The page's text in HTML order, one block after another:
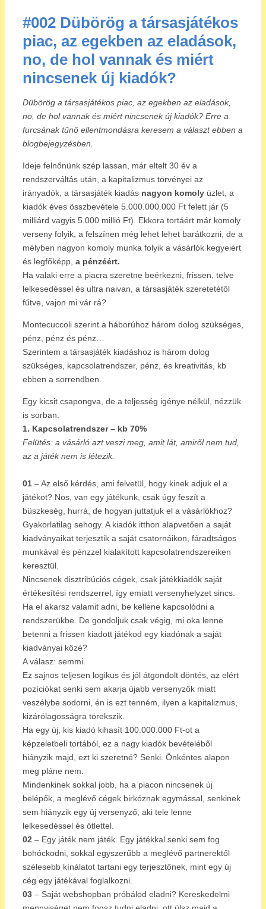
#002 Dübörög a társasjátékos
piac, az egekben az eladások,
no, de hol vannak és miért
nincsenek új kiadók?
Dübörög a társasjátékos piac, az egekben az eladások,
no, de hol vannak és miért nincsenek új kiadók? Erre a
furcsának tűnő ellentmondásra keresem a választ ebben a
blogbejegyzésben.
Ideje felnőnünk szép lassan, már eltelt 30 év a
rendszerváltás után, a kapitalizmus törvényei az
irányadók, a társasjáték kiadás nagyon komoly üzlet, a
kiadók éves összbevétele 5.000.000.000 Ft felett jár (5
milliárd vagyis 5.000 millió Ft). Ekkora tortáért már komoly
verseny folyik, a felszínen még lehet lehet barátkozni, de a
mélyben nagyon komoly munka folyik a vásárlók kegyeiért
és legfőképp, a pénzéért.
Ha valaki erre a piacra szeretne beérkezni, frissen, telve
lelkesedéssel és ultra naivan, a társasjáték szeretetétől
fűtve, vajon mi vár rá?
Montecuccoli szerint a háborúhoz három dolog szükséges,
pénz, pénz és pénz…
Szerintem a társasjáték kiadáshoz is három dolog
szükséges, kapcsolatrendszer, pénz, és kreativitás, kb
ebben a sorrendben.
Egy kicsit csapongva, de a teljesség igénye nélkül, nézzük
is sorban:
1. Kapcsolatrendszer – kb 70%
Felütés: a vásárló azt veszi meg, amit lát, amiről nem tud,
az a játék nem is létezik.
01 – Az első kérdés, ami felvetül, hogy kinek adjuk el a
játékot? Nos, van egy játékunk, csak úgy feszít a
büszkeség, hurrá, de hogyan juttatjuk el a vásárlókhoz?
Gyakorlatilag sehogy. A kiadók itthon alapvetően a saját
kiadványaikat terjesztik a saját csatornáikon, fáradtságos
munkával és pénzzel kialakított kapcsolatrendszereiken
keresztül.
Nincsenek disztribúciós cégek, csak játékkiadók saját
értékesítési rendszerrel, így emiatt versenyhelyzet sincs.
Ha el akarsz valamit adni, be kellene kapcsolódni a
rendszerükbe. De gondoljuk csak végig, mi oka lenne
betenni a frissen kiadott játékod egy kiadónak a saját
kiadványai közé?
A válasz: semmi.
Ez sajnos teljesen logikus és jól átgondolt döntés, az elért
pozíciókat senki sem akarja újabb versenyzők miatt
veszélybe sodorni, én is ezt tenném, ilyen a kapitalizmus,
kizárólagosságra törekszik.
Ha egy új, kis kiadó kihasít 100.000.000 Ft-ot a
képzeletbeli tortából, ez a nagy kiadók bevételéből
hiányzik majd, ezt ki szeretné? Senki. Önkéntes alapon
meg pláne nem.
Mindenkinek sokkal jobb, ha a piacon nincsenek új
belépők, a meglévő cégek birkóznak egymással, senkinek
sem hiányzik egy új versenyző, aki tele lenne
lelkesedéssel és ötlettel.
02 – Egy játék nem játék. Egy játékkal senki sem fog
bohóckodni, sokkal egyszerűbb a meglévő partnerektől
szélesebb kínálatot tartani egy terjesztőnek, mint egy új
cég egy játékával foglalkozni.
03 – Saját webshopban próbálod eladni? Kereskedelmi